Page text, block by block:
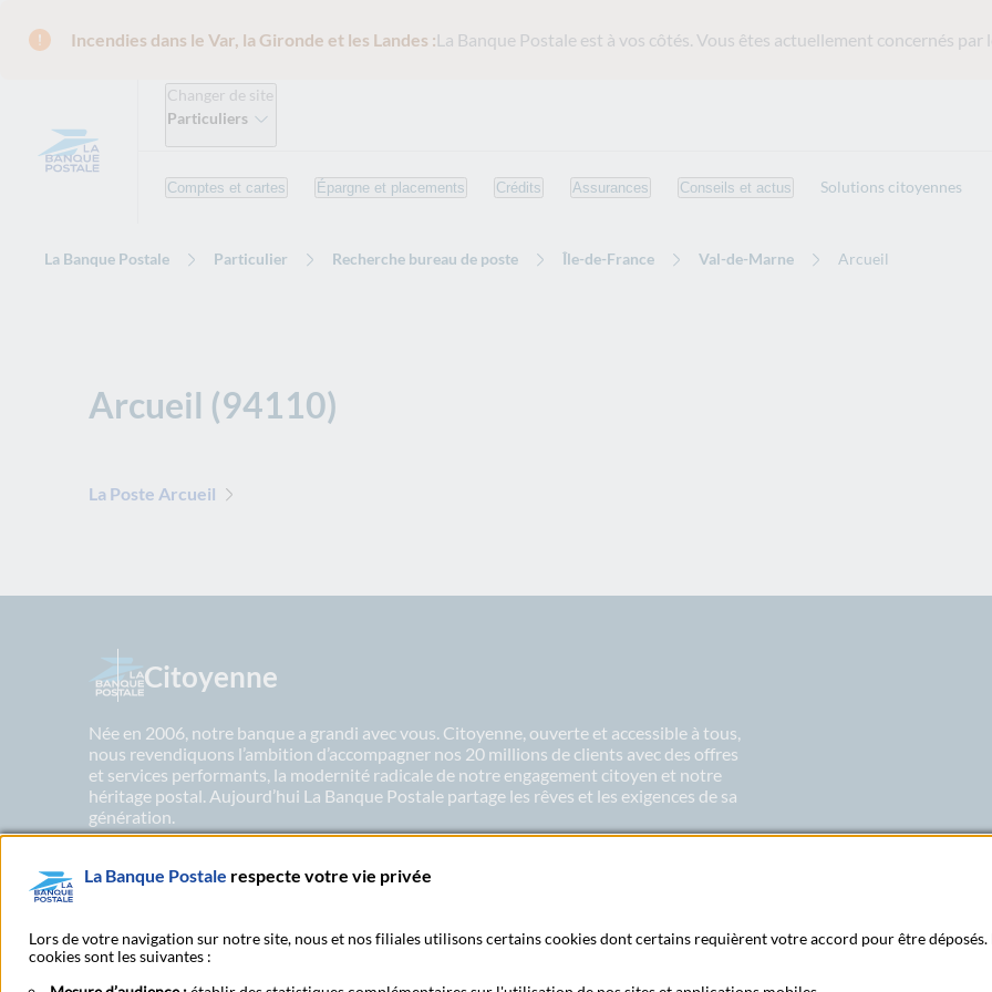
Incendies dans le Var, la Gironde et les Landes :La Banque Postale est à vos côtés. Vous êtes actuellement concernés par
Changer de site
Particuliers
Comptes et cartes Épargne et placements Crédits Assurances Conseils et actus Solutions citoyennes
La Banque Postale Particulier Recherche bureau de poste Île-de-France Val-de-Marne Arcueil
Arcueil (94110)
La Poste Arcueil
Citoyenne
Née en 2006, notre banque a grandi avec vous. Citoyenne, ouverte et accessible à tous,
nous revendiquons l’ambition d’accompagner nos 20 millions de clients avec des offres
et services performants, la modernité radicale de notre engagement citoyen et notre
héritage postal. Aujourd’hui La Banque Postale partage les rêves et les exigences de sa
génération.
En savoir plus sur nos engagements
La Banque Postale respecte votre vie privée
Lors de votre navigation sur notre site, nous et nos filiales utilisons certains cookies dont certains requièrent votre accord pour être déposés.
cookies sont les suivantes :